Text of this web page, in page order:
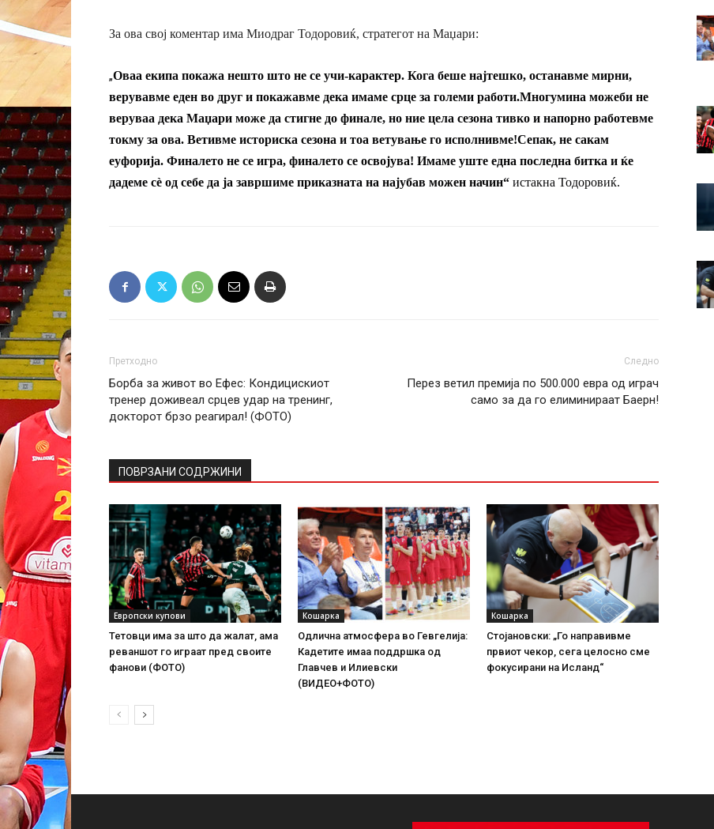
За ова свој коментар има Миодраг Тодоровиќ, стратегот на Маџари:
„Оваа екипа покажа нешто што не се учи-карактер. Кога беше најтешко, останавме мирни,
верувавме еден во друг и покажавме дека имаме срце за големи работи.Многумина можеби не
веруваа дека Маџари може да стигне до финале, но ние цела сезона тивко и напорно работевме
токму за ова. Ветивме историска сезона и тоа ветување го исполнивме!Сепак, не сакам
еуфорија. Финалето не се игра, финалето се освојува! Имаме уште една последна битка и ќе
дадеме сè од себе да ја завршиме приказната на најубав можен начин“ истакна Тодоровиќ.
Претходно
Борба за живот во Ефес: Кондицискиот
тренер доживеал срцев удар на тренинг,
докторот брзо реагирал! (ФОТО)
Следно
Перез ветил премија по 500.000 евра од играч
само за да го елиминираат Баерн!
ПОВРЗАНИ СОДРЖИНИ
Европски купови
Тетовци има за што да жалат, ама
реваншот го играат пред своите
фанови (ФОТО)
Кошарка
Одлична атмосфера во Гевгелија:
Кадетите имаа поддршка од
Главчев и Илиевски
(ВИДЕО+ФОТО)
Кошарка
Стојановски: „Го направивме
првиот чекор, сега целосно сме
фокусирани на Исланд“